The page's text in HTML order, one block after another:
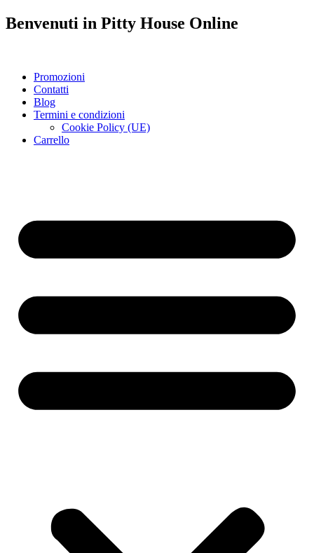
Benvenuti in Pitty House Online
Promozioni
Contatti
Blog
Termini e condizioni
Cookie Policy (UE)
Carrello